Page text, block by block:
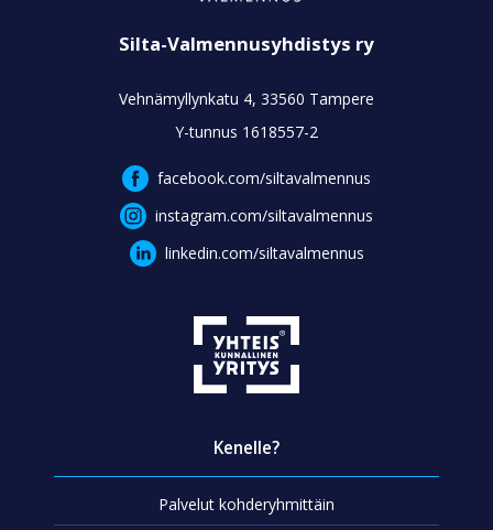
Silta-Valmennusyhdistys ry
Vehnämyllynkatu 4, 33560 Tampere
Y-tunnus 1618557-2
facebook.com/siltavalmennus
instagram.com/siltavalmennus
linkedin.com/siltavalmennus
Kenelle?
Palvelut kohderyhmittäin